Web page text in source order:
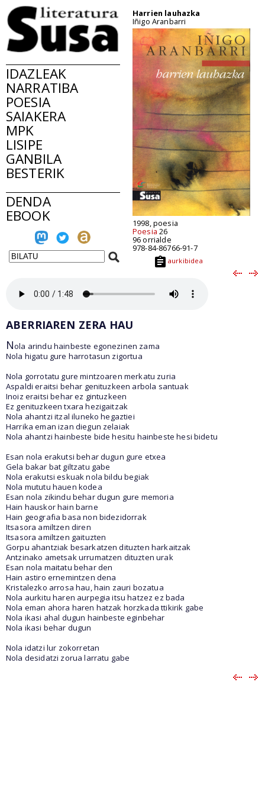
IDAZLEAK
NARRATIBA
POESIA
SAIAKERA
MPK
LISIPE
GANBILA
BESTERIK
DENDA
EBOOK
Harrien lauhazka
Iñigo Aranbarri
1998, poesia
Poesia 26
96 orrialde
978-84-86766-91-7
aurkibidea
ABERRIAREN ZERA HAU
Nola arindu hainbeste egonezinen zama
Nola higatu gure harrotasun zigortua
Nola gorrotatu gure mintzoaren merkatu zuria
Aspaldi eraitsi behar genituzkeen arbola santuak
Inoiz eraitsi behar ez gintuzkeen
Ez genituzkeen txara hezigaitzak
Nola ahantzi itzal iluneko hegaztiei
Harrika eman izan diegun zelaiak
Nola ahantzi hainbeste bide hesitu hainbeste hesi bidetu
Esan nola erakutsi behar dugun gure etxea
Gela bakar bat giltzatu gabe
Nola erakutsi eskuak nola bildu begiak
Nola mututu hauen kodea
Esan nola zikindu behar dugun gure memoria
Hain hauskor hain barne
Hain geografia basa non bidezidorrak
Itsasora amiltzen diren
Itsasora amiltzen gaituzten
Gorpu ahantziak besarkatzen dituzten harkaitzak
Antzinako ametsak urrumatzen dituzten urak
Esan nola maitatu behar den
Hain astiro ernemintzen dena
Kristalezko arrosa hau, hain zauri bozatua
Nola aurkitu haren aurpegia itsu hatzez ez bada
Nola eman ahora haren hatzak horzkada ttikirik gabe
Nola ikasi ahal dugun hainbeste eginbehar
Nola ikasi behar dugun
Nola idatzi lur zokorretan
Nola desidatzi zorua larratu gabe